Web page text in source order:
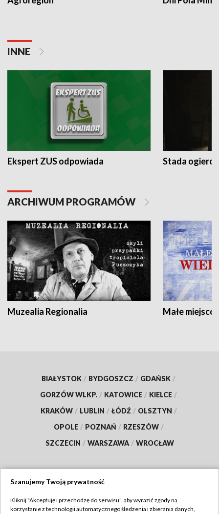
INNE
Ekspert ZUS odpowiada Stada
ARCHIWUM PROGRAMÓW
Muzealia Regionalia Małe
BIAŁYSTOK / BYDGOSZCZ / GDAŃSK /
GORZÓW WLKP. / KATOWICE / KIELCE /
KRAKÓW / LUBLIN / ŁÓDŹ / OLSZTYN /
OPOLE / POZNAŃ / RZESZÓW /
SZCZECIN / WARSZAWA / WROCŁAW
TVP
Szanujemy Twoją prywatność
Kliknij "Akceptuję i przechodzę do serwisu", aby wyrazić zgody na
korzystanie z technologii automatycznego śledzenia i zbierania danych,